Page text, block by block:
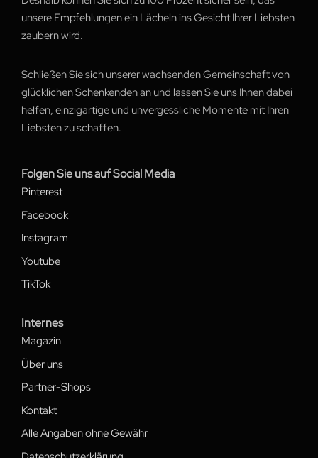
unsere Empfehlungen ein Lächeln ins Gesicht Ihrer Liebsten
zaubern wird.
Schließen Sie sich unserer wachsenden Gemeinschaft von
glücklichen Schenkenden an und lassen Sie uns Ihnen dabei
helfen, einzigartige und unvergessliche Momente mit Ihren
Liebsten zu schaffen.
Folgen Sie uns auf Social Media
Pinterest
Facebook
Instagram
Youtube
TikTok
Internes
Magazin
Über uns
Partner-Shops
Kontakt
Alle Angaben ohne Gewähr